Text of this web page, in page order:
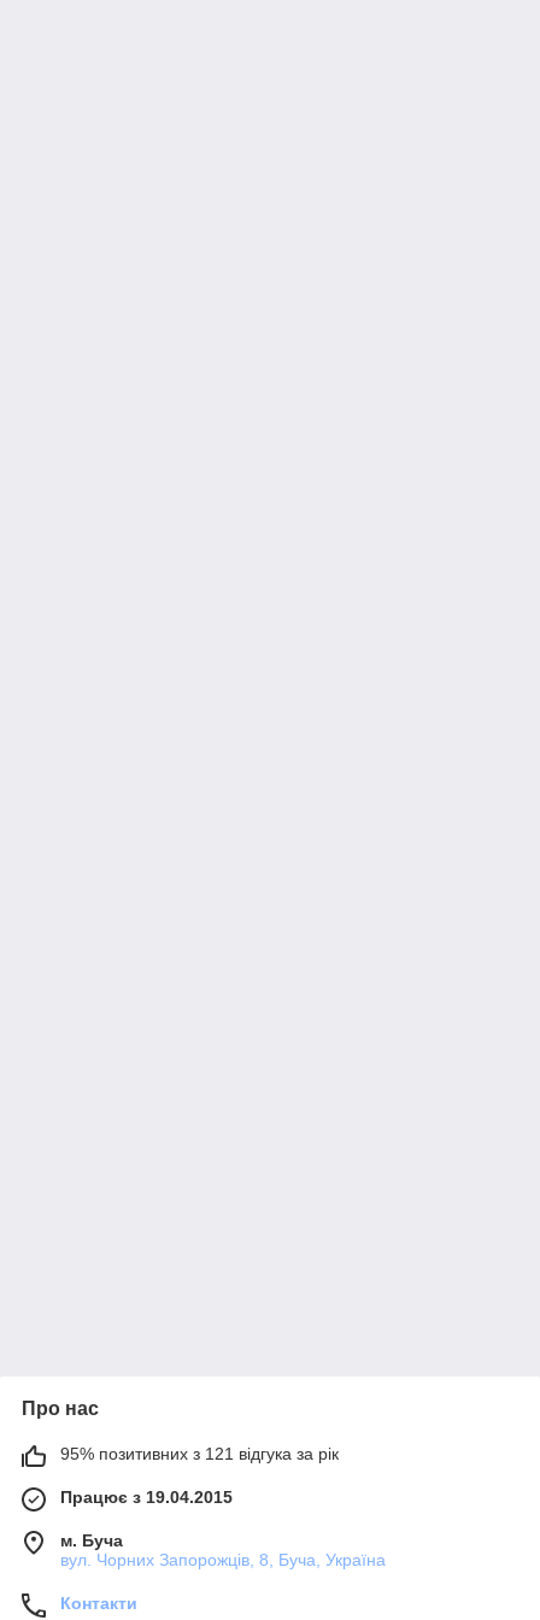
Про нас
95% позитивних з 121 відгука за рік
Працює з 19.04.2015
м. Буча
вул. Чорних Запорожців, 8, Буча, Україна
Контакти